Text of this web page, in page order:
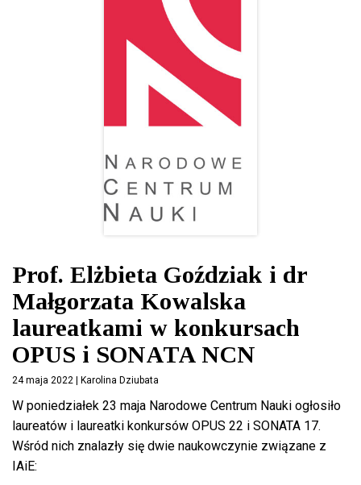
Prof. Elżbieta Goździak i dr
Małgorzata Kowalska
laureatkami w konkursach
OPUS i SONATA NCN
24 maja 2022 | Karolina Dziubata
W poniedziałek 23 maja Narodowe Centrum Nauki ogłosiło
laureatów i laureatki konkursów OPUS 22 i SONATA 17.
Wśród nich znalazły się dwie naukowczynie związane z
IAiE: